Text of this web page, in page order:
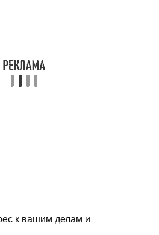
к вашим делам и